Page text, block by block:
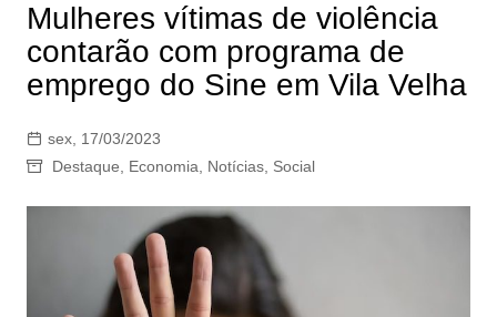
Mulheres vítimas de violência
contarão com programa de
emprego do Sine em Vila Velha
sex, 17/03/2023
Destaque
Economia Notícias, Social